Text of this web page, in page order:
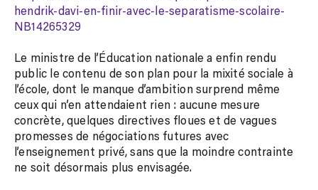
hendrik-davi-en-finir-avec-le-separatisme-scolaire-
NB14265329
Le ministre de l’Éducation nationale a enfin rendu
public le contenu de son plan pour la mixité sociale à
l’école, dont le manque d’ambition surprend même
ceux qui n’en attendaient rien : aucune mesure
concrète, quelques directives floues et de vagues
promesses de négociations futures avec
l’enseignement privé, sans que la moindre contrainte
ne soit désormais plus envisagée.